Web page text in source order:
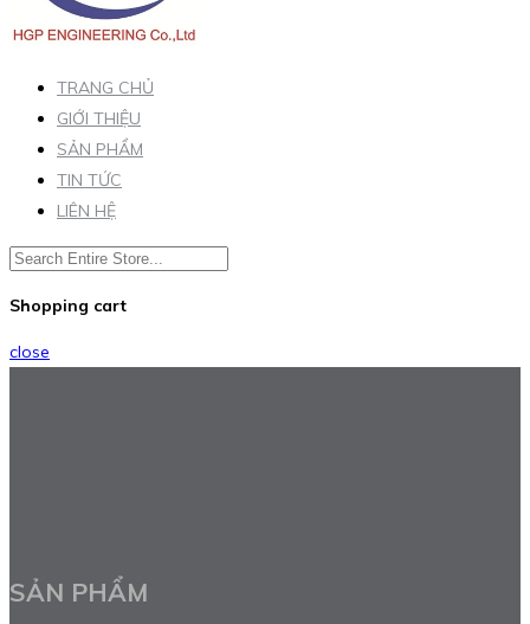
TRANG CHỦ
GIỚI THIỆU
SẢN PHẨM
TIN TỨC
LIÊN HỆ
Shopping cart
close
SẢN PHẨM